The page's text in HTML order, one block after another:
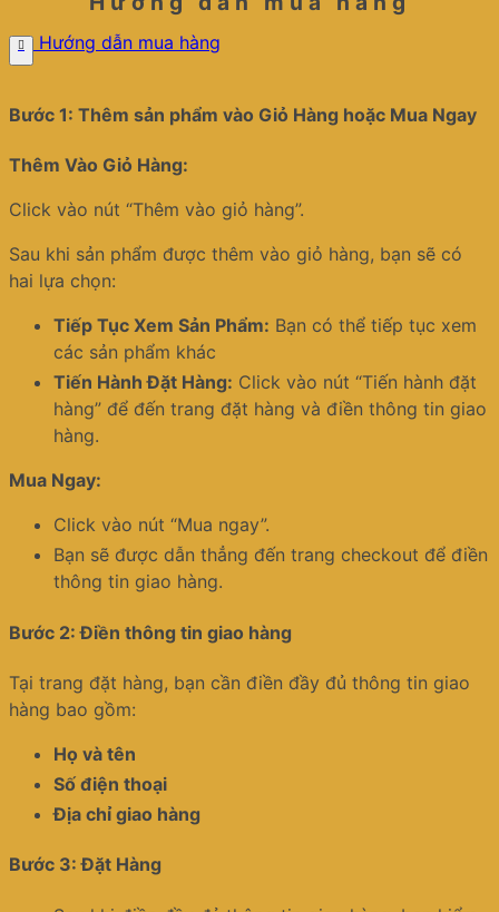
Hướng dẫn mua hàng
Bước 1: Thêm sản phẩm vào Giỏ Hàng hoặc Mua Ngay
Thêm Vào Giỏ Hàng:
Click vào nút “Thêm vào giỏ hàng”.
Sau khi sản phẩm được thêm vào giỏ hàng, bạn sẽ có
hai lựa chọn:
Tiếp Tục Xem Sản Phẩm: Bạn có thể tiếp tục xem
các sản phẩm khác
Tiến Hành Đặt Hàng: Click vào nút “Tiến hành đặt
hàng” để đến trang đặt hàng và điền thông tin giao
hàng.
Mua Ngay:
Click vào nút “Mua ngay”.
Bạn sẽ được dẫn thẳng đến trang checkout để điền
thông tin giao hàng.
Bước 2: Điền thông tin giao hàng
Tại trang đặt hàng, bạn cần điền đầy đủ thông tin giao
hàng bao gồm:
Họ và tên
Số điện thoại
Địa chỉ giao hàng
Bước 3: Đặt Hàng